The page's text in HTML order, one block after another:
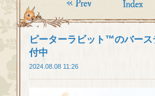
ピーターラビット™のバー
付中
2024.08.08 11:26